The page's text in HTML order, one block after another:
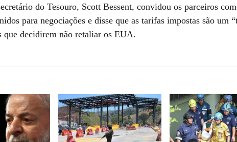
do Tesouro, Scott Bessent, convidou os parceiros
para negociações e disse que as tarifas impostas são um
que decidirem não retaliar os EUA.